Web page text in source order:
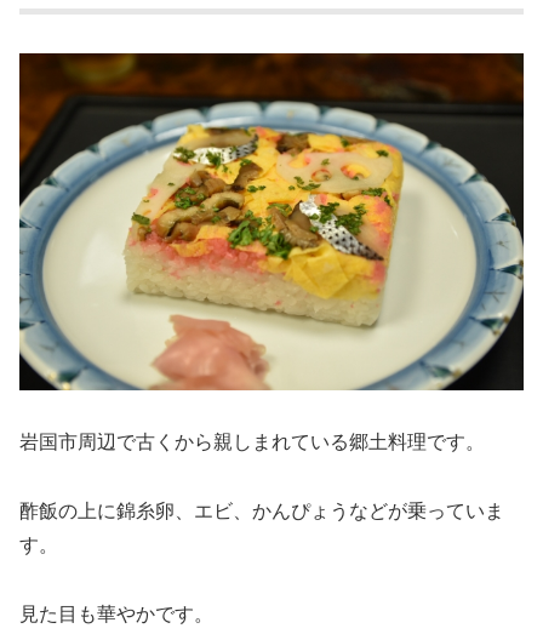
岩国市周辺で古くから親しまれている郷土料理です。
酢飯の上に錦糸卵、エビ、かんぴょうなどが乗っていま
す。
見た目も華やかです。